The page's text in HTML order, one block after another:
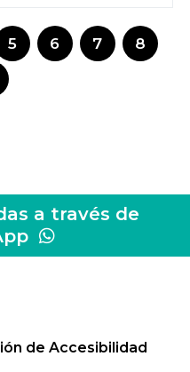
5 6 7
8
a través de
de Accesibilidad